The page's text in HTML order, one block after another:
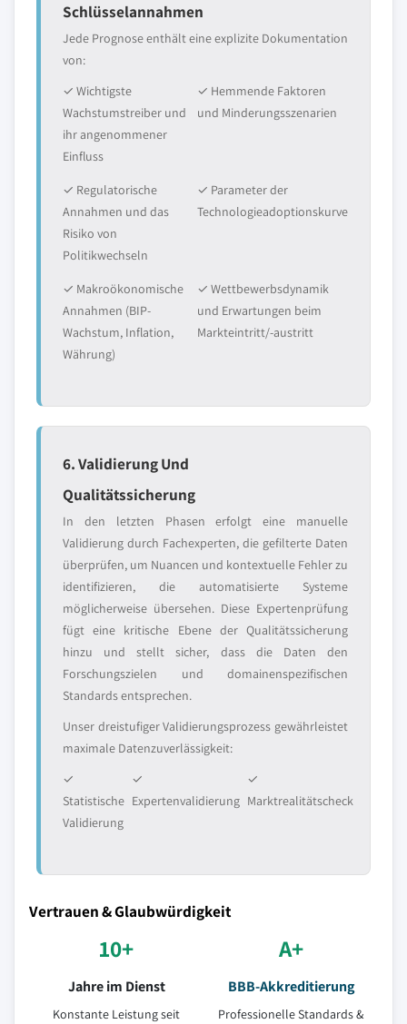
Schlüsselannahmen
Jede Prognose enthält eine explizite Dokumentation
von:
✓ Wichtigste
Wachstumstreiber und
ihr angenommener
Einfluss
✓ Hemmende Faktoren
und Minderungsszenarien
✓ Regulatorische
Annahmen und das
Risiko von
Politikwechseln
✓ Parameter der
Technologieadoptionskurve
✓ Makroökonomische
Annahmen (BIP-
Wachstum, Inflation,
Währung)
✓ Wettbewerbsdynamik
und Erwartungen beim
Markteintritt/-austritt
6. Validierung Und
Qualitätssicherung
In den letzten Phasen erfolgt eine manuelle
Validierung durch Fachexperten, die gefilterte Daten
überprüfen, um Nuancen und kontextuelle Fehler zu
identifizieren, die automatisierte Systeme
möglicherweise übersehen. Diese Expertenprüfung
fügt eine kritische Ebene der Qualitätssicherung
hinzu und stellt sicher, dass die Daten den
Forschungszielen und domainenspezifischen
Standards entsprechen.
Unser dreistufiger Validierungsprozess gewährleistet
maximale Datenzuverlässigkeit:
✓
Statistische
Validierung
✓
Expertenvalidierung
✓
Marktrealitätscheck
Vertrauen & Glaubwürdigkeit
10+
Jahre im Dienst
Konstante Leistung seit
A+
BBB-Akkreditierung
Professionelle Standards &